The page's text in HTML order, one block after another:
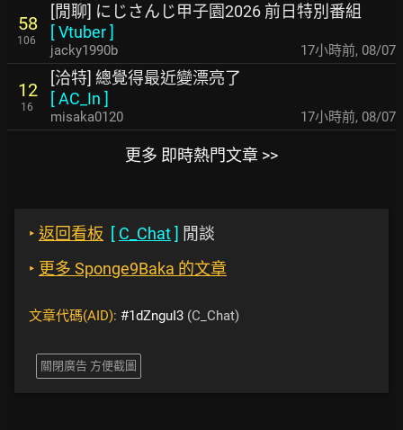
58
106
[閒聊] にじさんじ甲子園2026 前日特別番組
[Vtuber]
jacky1990b 17小時前, 08/07
12
16
[洽特] 總覺得最近變漂亮了
[AC_In ]
misaka0120 17小時前, 08/07
更多 即時熱門文章 >>
‣ 返回看板 [ C_Chat] 閒談
‣ 更多 Sponge9Baka 的文章
文章代碼(AID): #1dZnguI3 (C_Chat)
關閉廣告 方便截圖